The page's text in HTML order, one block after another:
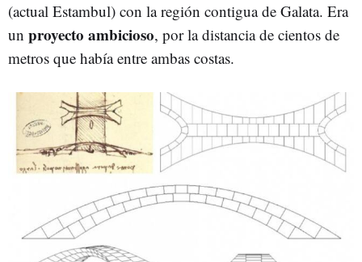
(actual Estambul) con la región contigua de Galata. Era
un proyecto ambicioso, por la distancia de cientos de
metros que había entre ambas costas.